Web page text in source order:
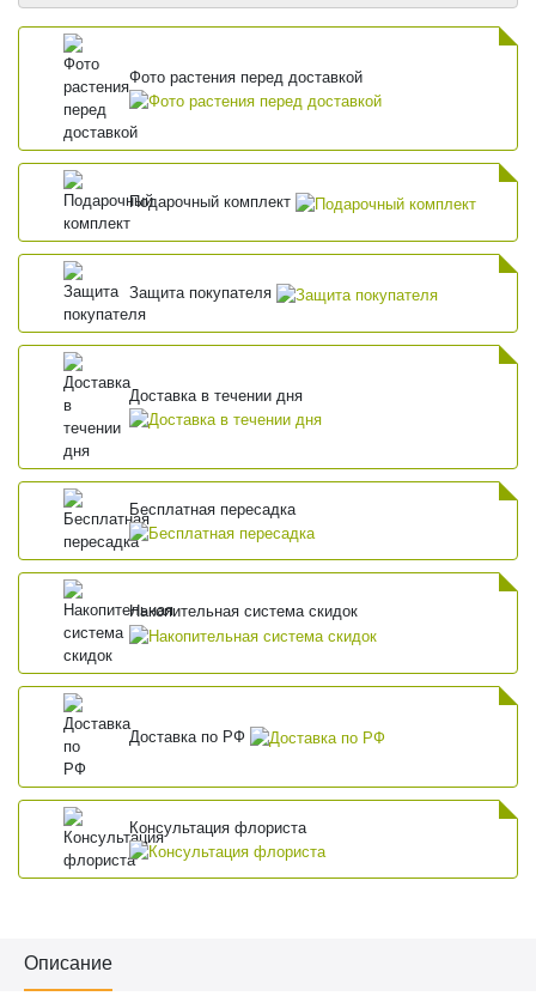
Фото растения перед доставкой
Подарочный комплект
Защита покупателя
Доставка в течении дня
Бесплатная пересадка
Накопительная система скидок
Доставка по РФ
Консультация флориста
Описание